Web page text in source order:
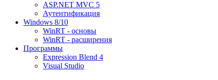
ASP.NET MVC 5
Аутентификация
Windows 8/10
WinRT - основы
WinRT - расширения
Программы
Expression Blend 4
Visual Studio